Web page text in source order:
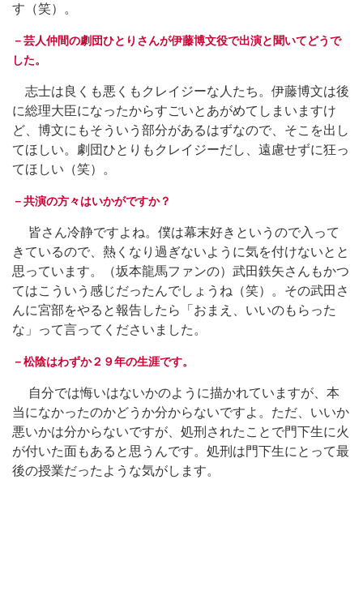
す（笑）。
－芸人仲間の劇団ひとりさんが伊藤博文役で出演と聞いてどうで
した。
志士は良くも悪くもクレイジーな人たち。伊藤博文は後
に総理大臣になったからすごいとあがめてしまいますけ
ど、博文にもそういう部分があるはずなので、そこを出し
てほしい。劇団ひとりもクレイジーだし、遠慮せずに狂っ
てほしい（笑）。
－共演の方々はいかがですか？
皆さん冷静ですよね。僕は幕末好きというので入って
きているので、熱くなり過ぎないように気を付けないとと
思っています。（坂本龍馬ファンの）武田鉄矢さんもかつ
てはこういう感じだったんでしょうね（笑）。その武田さ
んに宮部をやると報告したら「おまえ、いいのもらった
な」って言ってくださいました。
－松陰はわずか２９年の生涯です。
自分では悔いはないかのように描かれていますが、本
当になかったのかどうか分からないですよ。ただ、いいか
悪いかは分からないですが、処刑されたことで門下生に火
が付いた面もあると思うんです。処刑は門下生にとって最
後の授業だったような気がします。